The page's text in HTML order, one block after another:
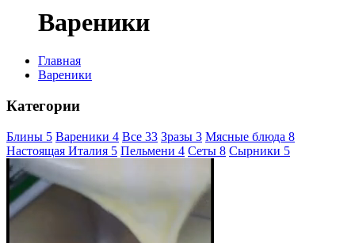
Вареники
Главная
Вареники
Категории
Блины 5 Вареники 4 Все 33 Зразы 3 Мясные блюда 8
Настоящая Италия 5 Пельмени 4 Сеты 8 Сырники 5